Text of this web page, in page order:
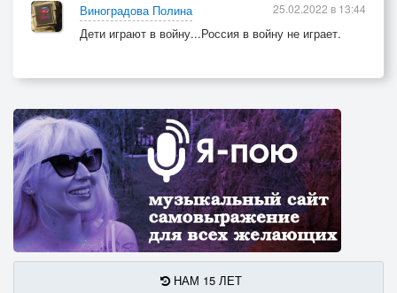
Виноградова Полина
Дети играют в войну...Россия в войну не играет.
25.02.2022 в 13:44
НАМ 15 ЛЕТ